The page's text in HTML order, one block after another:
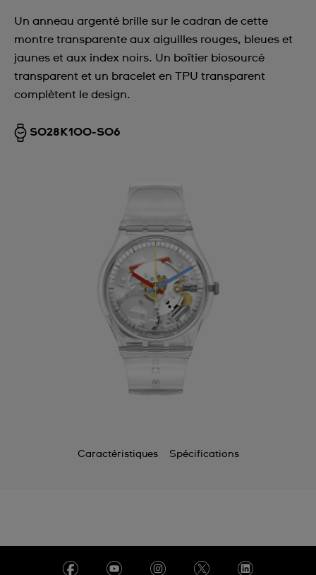
Un anneau argenté brille sur le cadran de cette
montre transparente aux aiguilles rouges, bleues et
jaunes et aux index noirs. Un boîtier biosourcé
transparent et un bracelet en TPU transparent
complètent le design.
SO28K100-S06
Caractéristiques Spécifications